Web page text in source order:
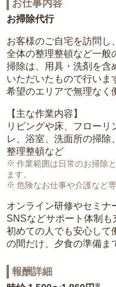
お仕事内容
お掃除代行
お客様のご自宅を訪問し
全体の整理整頓など一般
掃除は、用具・洗剤を含
いただいたもので行いま
希望のエリアで無理なく
【主な作業内容】
リビングや床、フローリ
レ、浴室、洗面所の掃除
整理整頓など
作業範囲は日常のお掃除
ます。
危険なお仕事や介護など
オンライン研修やセミナ
SNSなどサポート体制
初めての人でも安心して
の間だけ、夕食の準備ま
報酬詳細
※